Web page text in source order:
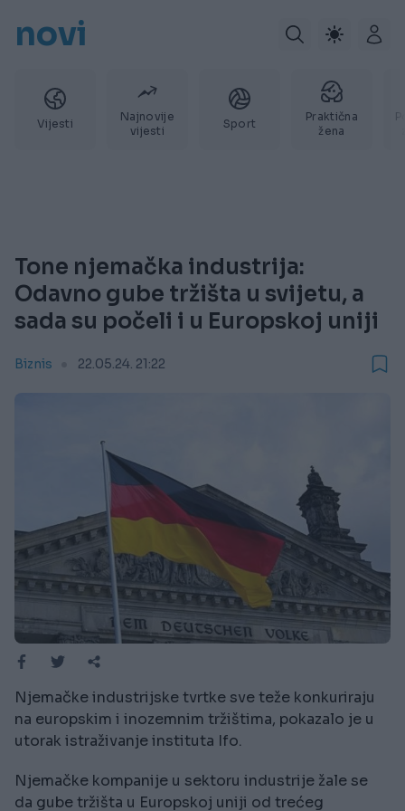
novi
Vijesti
Najnovije
vijesti
Sport
Praktična
žena
Tone njemačka industrija:
Odavno gube tržišta u svijetu, a
sada su počeli i u Europskoj uniji
Biznis 22.05.24. 21:22
Njemačke industrijske tvrtke sve teže konkuriraju
na europskim i inozemnim tržištima, pokazalo je u
utorak istraživanje instituta Ifo.
Njemačke kompanije u sektoru industrije žale se
da gube tržišta u Europskoj uniji od trećeg